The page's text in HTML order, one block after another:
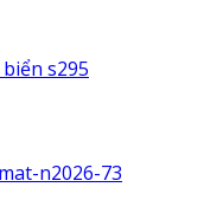
s295
n2026-73